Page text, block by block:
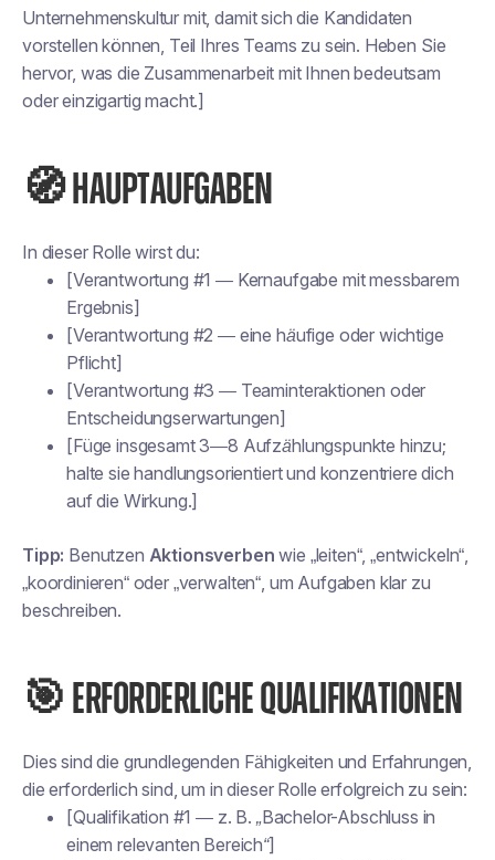
Unternehmenskultur mit, damit sich die Kandidaten
vorstellen können, Teil Ihres Teams zu sein. Heben Sie
hervor, was die Zusammenarbeit mit Ihnen bedeutsam
oder einzigartig macht.]
🧭 HAUPTAUFGABEN
In dieser Rolle wirst du:
[Verantwortung #1 — Kernaufgabe mit messbarem
Ergebnis]
[Verantwortung #2 — eine häufige oder wichtige
Pflicht]
[Verantwortung #3 — Teaminteraktionen oder
Entscheidungserwartungen]
[Füge insgesamt 3—8 Aufzählungspunkte hinzu;
halte sie handlungsorientiert und konzentriere dich
auf die Wirkung.]
Tipp: Benutzen Aktionsverben wie „leiten“, „entwickeln“,
„koordinieren“ oder „verwalten“, um Aufgaben klar zu
beschreiben.
🎯 ERFORDERLICHE QUALIFIKATIONEN
Dies sind die grundlegenden Fähigkeiten und Erfahrungen,
die erforderlich sind, um in dieser Rolle erfolgreich zu sein:
[Qualifikation #1 — z. B. „Bachelor-Abschluss in
einem relevanten Bereich“]